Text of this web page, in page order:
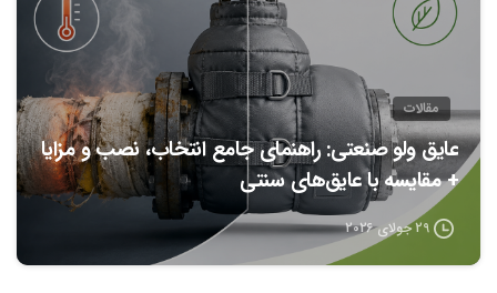
مقالات
عایق ولو صنعتی: راهنمای جامع انتخاب، نصب و مزایا
+ مقایسه با عایق‌های سنتی
29 جولای 2026